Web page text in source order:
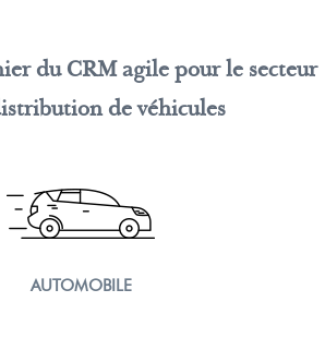
du CRM agile pour le secteur
de véhicules
AUTOMOBILE